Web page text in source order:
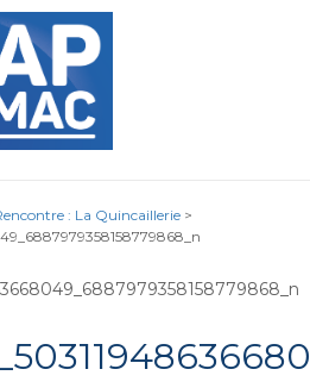
: La Quincaillerie >